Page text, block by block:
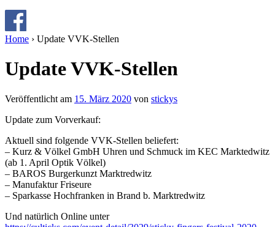
Home › Update VVK-Stellen
Update VVK-Stellen
Veröffentlicht am 15. März 2020 von stickys
Update zum Vorverkauf:
Aktuell sind folgende VVK-Stellen beliefert:
– Kurz & Völkel GmbH Uhren und Schmuck im KEC Marktedwitz
(ab 1. April Optik Völkel)
– BAROS Burgerkunzt Marktredwitz
– Manufaktur Friseure
– Sparkasse Hochfranken in Brand b. Marktredwitz
Und natürlich Online unter